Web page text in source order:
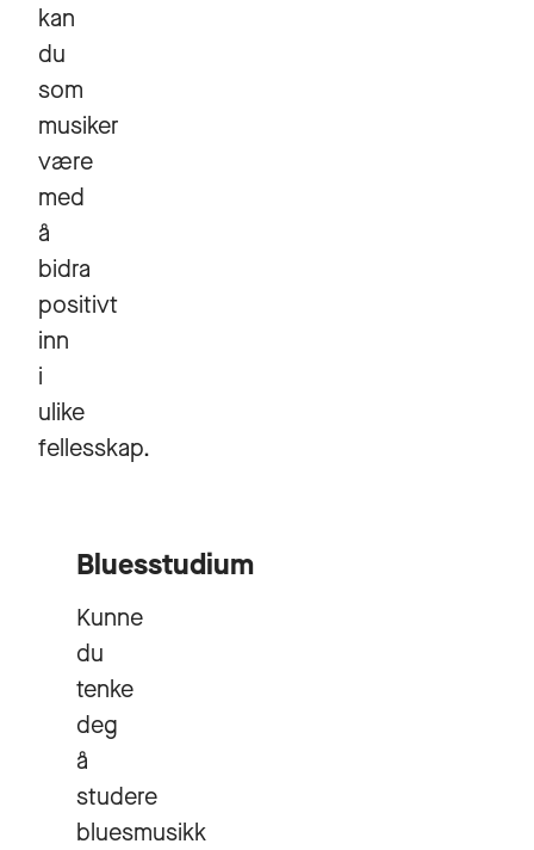
kan
du
som
musiker
være
med
å
bidra
positivt
inn
i
ulike
fellesskap.
Bluesstudium
Kunne
du
tenke
deg
å
studere
bluesmusikk